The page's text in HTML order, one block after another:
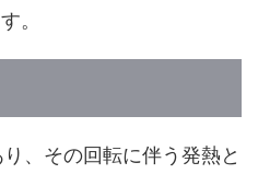
。
、その回転に伴う発熱と